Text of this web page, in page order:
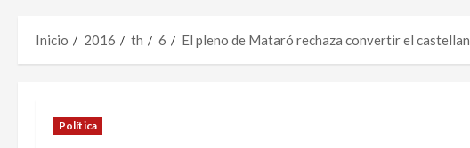
Inicio 2016 th 6 El pleno de Mataró rechaza convertir el
Política